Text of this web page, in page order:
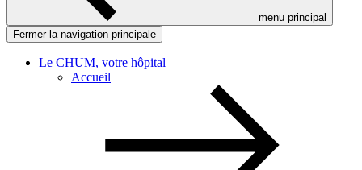
menu principal
Fermer la navigation principale
Le CHUM, votre hôpital
Accueil